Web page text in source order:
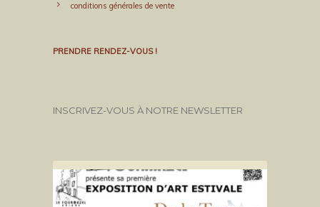
conditions générales de vente
PRENDRE RENDEZ-VOUS !
INSCRIVEZ-VOUS À NOTRE NEWSLETTER